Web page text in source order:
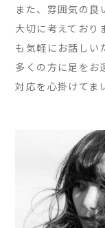
また、雰囲気の良
大切に考えており
も気軽にお話しい
多くの方に足をお
対応を心掛けてま